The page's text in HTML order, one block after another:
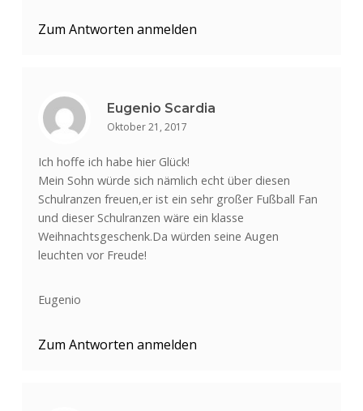
Zum Antworten anmelden
Eugenio Scardia
Oktober 21, 2017
Ich hoffe ich habe hier Glück!
Mein Sohn würde sich nämlich echt über diesen
Schulranzen freuen,er ist ein sehr großer Fußball Fan
und dieser Schulranzen wäre ein klasse
Weihnachtsgeschenk.Da würden seine Augen
leuchten vor Freude!
Eugenio
Zum Antworten anmelden